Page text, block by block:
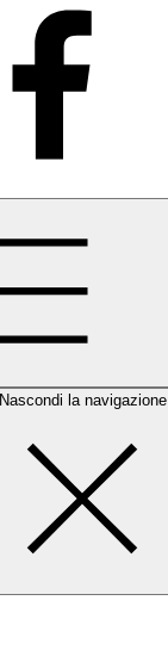
Nascondi la navigazione